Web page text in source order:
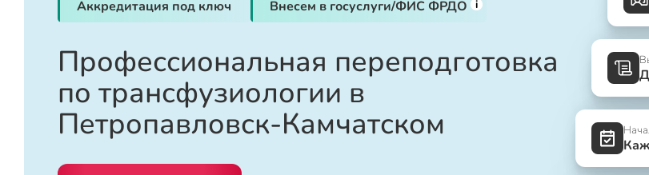
Аккредитация под ключ Внесем в госуслуги/ФИС ФРДО i
Профессиональная переподготовка
по трансфузиологии в
Петропавловск-Камчатском